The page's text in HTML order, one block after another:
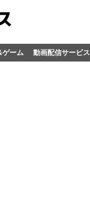
ゲーム 動画配信サービス